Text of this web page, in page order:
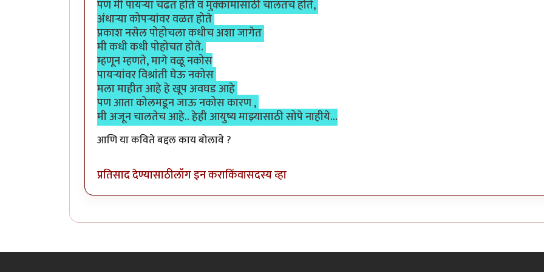
पण मी पायऱ्या चढत होते व मुक्कामासाठी चालतच होते,
अंधाऱ्या कोपऱ्यांवर वळत होते
प्रकाश नसेल पोहोचला कधीच अशा जागेत
मी कधी कधी पोहोचत होते.
म्हणून म्हणते, मागे वळू नकोस
पायऱ्यांवर विश्रांती घेऊ नकोस
मला माहीत आहे हे खूप अवघड आहे
पण आता कोलमडून जाऊ नकोस कारण ,
मी अजून चालतेच आहे.. हेही आयुष्य माझ्यासाठी सोपे नाहीये...
आणि या कविते बद्दल काय बोलावे ?
प्रतिसाद देण्यासाठीलॉग इन कराकिंवासदस्य व्हा